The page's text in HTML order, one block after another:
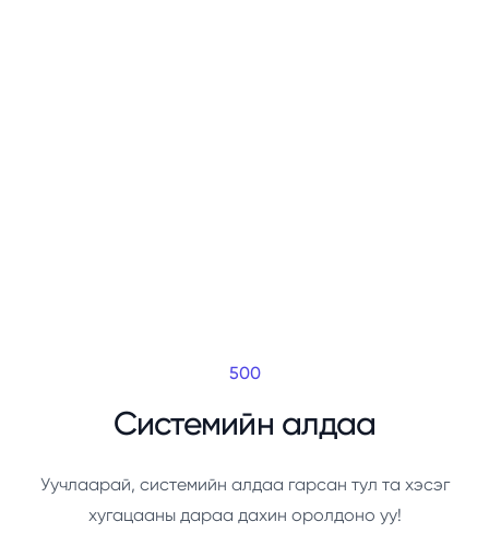
500
Системийн алдаа
Уучлаарай, системийн алдаа гарсан тул та хэсэг
хугацааны дараа дахин оролдоно уу!